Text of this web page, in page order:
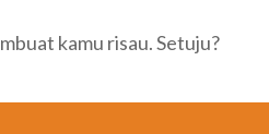
kamu risau. Setuju?